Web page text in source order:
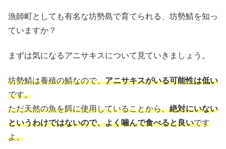
漁師町としても有名な坊勢島で育てられる、坊勢鯖を知っ
ていますか？
まずは気になるアニサキスについて見ていきましょう。
坊勢鯖は養殖の鯖なので、アニサキスがいる可能性は低い
です。
ただ天然の魚を餌に使用していることから、絶対にいない
というわけではないので、よく噛んで食べると良いです
よ。